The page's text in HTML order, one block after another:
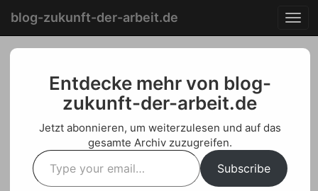
Menu
content
T
o
g
blog-zukunft-der-arbeit.de
Im Gestaltungsdialog mit
dem
Fachkräftenachwuchs (II)
Posted on Welf Schroeter
Was bedeutet „Arbeit 4.0“ und wie lässt sie sich partizipativ
Entdecke mehr von blog-
zukunft-der-arbeit.de
Jetzt abonnieren, um weiterzulesen und auf das
gesamte Archiv zuzugreifen.
Type
your
email…
Subscribe